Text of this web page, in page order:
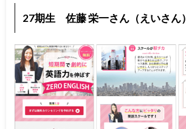
27期生 佐藤 栄一さん（えいさん）